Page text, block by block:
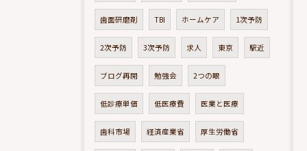
歯面研磨剤 TBI ホームケア 1次予防
2次予防 3次予防 求人 東京 駅近
ブログ再開 勉強会 2つの眼
低診療単価 低医療費 医業と医療
歯科市場 経済産業省 厚生労働省